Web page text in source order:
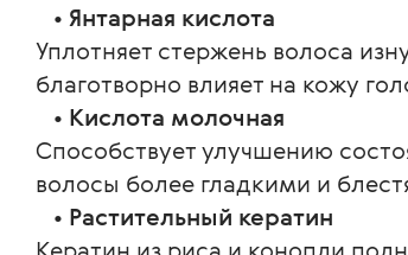
• Янтарная кислота
Уплотняет стержень волоса
благотворно влияет на кожу
• Кислота молочная
Способствует улучшению
волосы более гладкими и
• Растительный кератин